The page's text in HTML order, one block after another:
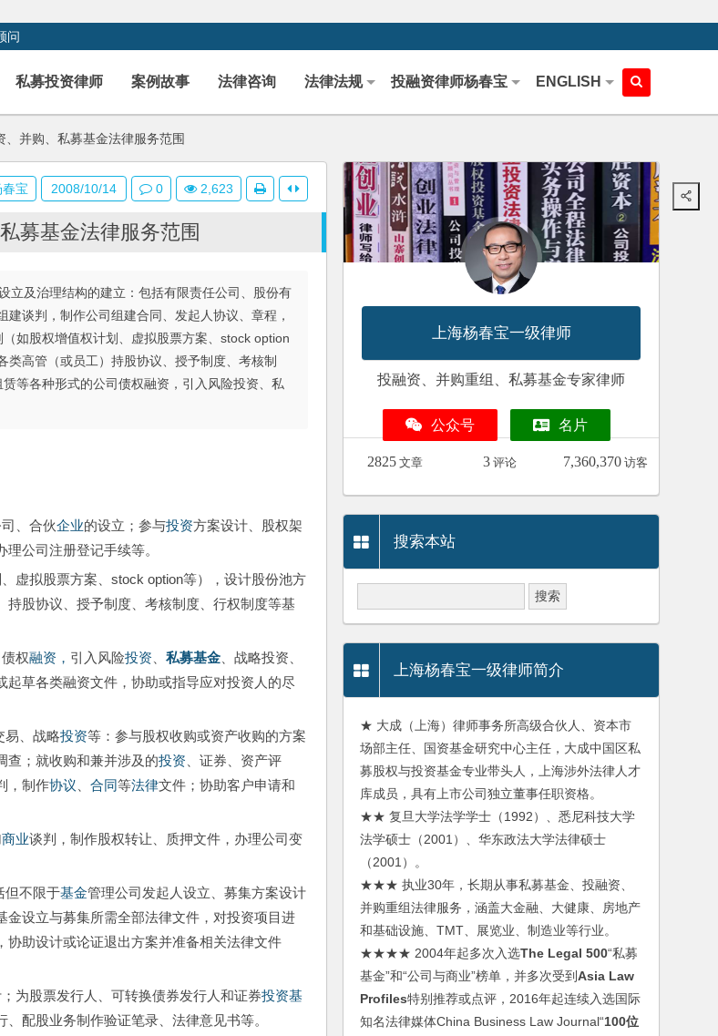
问
私募投资律师 案例故事 法律咨询 法律法规 投融资律师杨春宝 ENGLISH
并购、私募基金法律服务范围
募基金法律服务范围
立及治理结构的建立：包括有限责任公司、股份有
谈判，制作公司组建合同、发起人协议、章程，
如股权增值权计划、虚拟股票方案、stock option
高管（或员工）持股协议、授予制度、考核制
等各种形式的公司债权融资，引入风险投资、私
、合伙企业的设立；参与投资方案设计、股权架
理公司注册登记手续等。
虚拟股票方案、stock option等），设计股份池方
股协议、授予制度、考核制度、行权制度等基
权融资， 引入风险投资 私募基金 、战略投资、
草各类融资文件，协助或指导应对投资人的尽
易、战略投资等：参与股权收购或资产收购的方案
查；就收购和兼并涉及的投资 、证券、资产评
，制作协议 合同等法律文件；协助客户申请和
商业谈判，制作股权转让、质押文件，办理公司变
但不限于基金管理公司发起人设立、募集方案设计
金设立与募集所需全部法律文件，对投资项目进
助设计或论证退出方案并准备相关法律文件
为股票发行人、可转换债券发行人和证券投资基
配股业务制作验证笔录、法律意见书等。
春宝 2008/10/14 0 2,623
上海杨春宝一级律师
投融资、并购重组、私募基金专家律师
公众号 名片
2825 文章 3 评论 7,360,370 访客
搜索本站
上海杨春宝一级律师简介
★ 大成（上海）律师事务所高级合伙人、资本市
场部主任、国资基金研究中心主任，大成中国区私
募股权与投资基金专业带头人，上海涉外法律人才
库成员，具有上市公司独立董事任职资格。
★★ 复旦大学法学学士（1992）、悉尼科技大学
法学硕士（2001）、华东政法大学法律硕士
（2001）。
★★★ 执业30年，长期从事私募基金、投融资、
并购重组法律服务，涵盖大金融、大健康、房地产
和基础设施、TMT、展览业、制造业等行业。
★★★★ 2004年起多次入选The Legal 500“私募
基金”和“公司与商业”榜单，并多次受到Asia Law
Profiles特别推荐或点评，2016年起连续入选国际
知名法律媒体China Business Law Journal“100位